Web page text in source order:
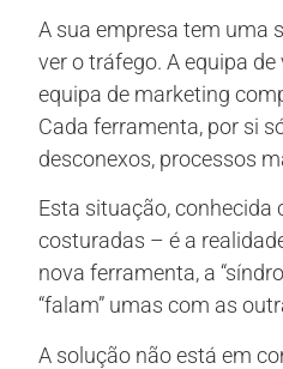
A sua empresa tem uma
ver o tráfego. A equipa
equipa de marketing
Cada ferramenta, por si
desconexos, processos
Esta situação, conhecida
costuradas – é a
nova ferramenta, a
“falam” umas com as
A solução não está em